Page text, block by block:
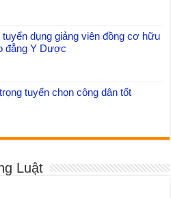
dụng giảng viên đồng cơ hữu
đẳng Y Dược
tuyển chọn công dân tốt
Luật